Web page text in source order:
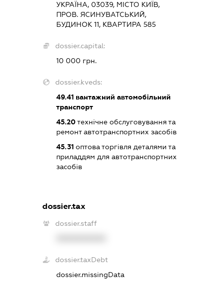
УКРАЇНА, 03039, МІСТО КИЇВ,
ПРОВ. ЯСИНУВАТСЬКИЙ,
БУДИНОК 11, КВАРТИРА 585
dossier.capital:
10 000 грн.
dossier.kveds:
49.41 вантажний автомобільний
транспорт
45.20технічне обслуговування та
ремонт автотранспортних засобів
45.31 оптова торгівля деталями та
приладдям для автотранспортних
засобів
dossier.tax
dossier.staff
dossier.taxDebt
dossier.missingData